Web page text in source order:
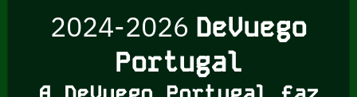
2024-2026 DeVuego
Portugal